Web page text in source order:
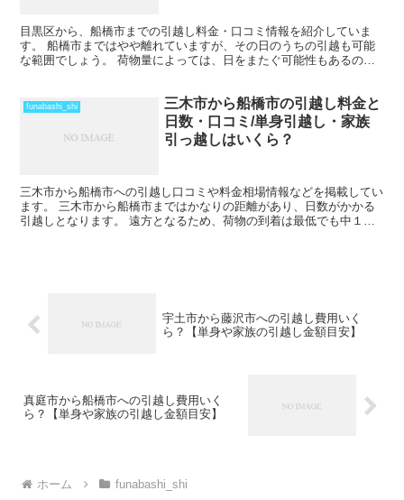
目黒区から、船橋市までの引越し料金・口コミ情報を紹介していま
す。 船橋市まではやや離れていますが、その日のうちの引越も可能
な範囲でしょう。 荷物量によっては、日をまたぐ可能性もあるの
funabashi_shi
三木市から船橋市の引越し料金と
日数・口コミ/単身引越し・家族
引っ越しはいくら？
三木市から船橋市への引越し口コミや料金相場情報などを掲載してい
ます。 三木市から船橋市まではかなりの距離があり、日数がかかる
引越しとなります。 遠方となるため、荷物の到着は最低でも中１日
宇土市から藤沢市への引越し費用いく
ら？【単身や家族の引越し金額目安】
真庭市から船橋市への引越し費用いく
ら？【単身や家族の引越し金額目安】
ホーム funabashi_shi